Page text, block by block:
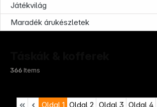
Játékvilág
Maradék árukészletek
366Items
Oldal1 Oldal 2 Oldal3 Oldal4
Infoterminal